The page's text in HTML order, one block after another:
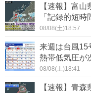
【速報】富
「記録的短
08/08(土)18:57
来週は台風
熱帯低気圧
08/08(土)18:41
【速報】青